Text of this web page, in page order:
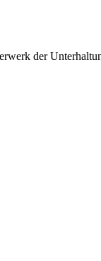
der